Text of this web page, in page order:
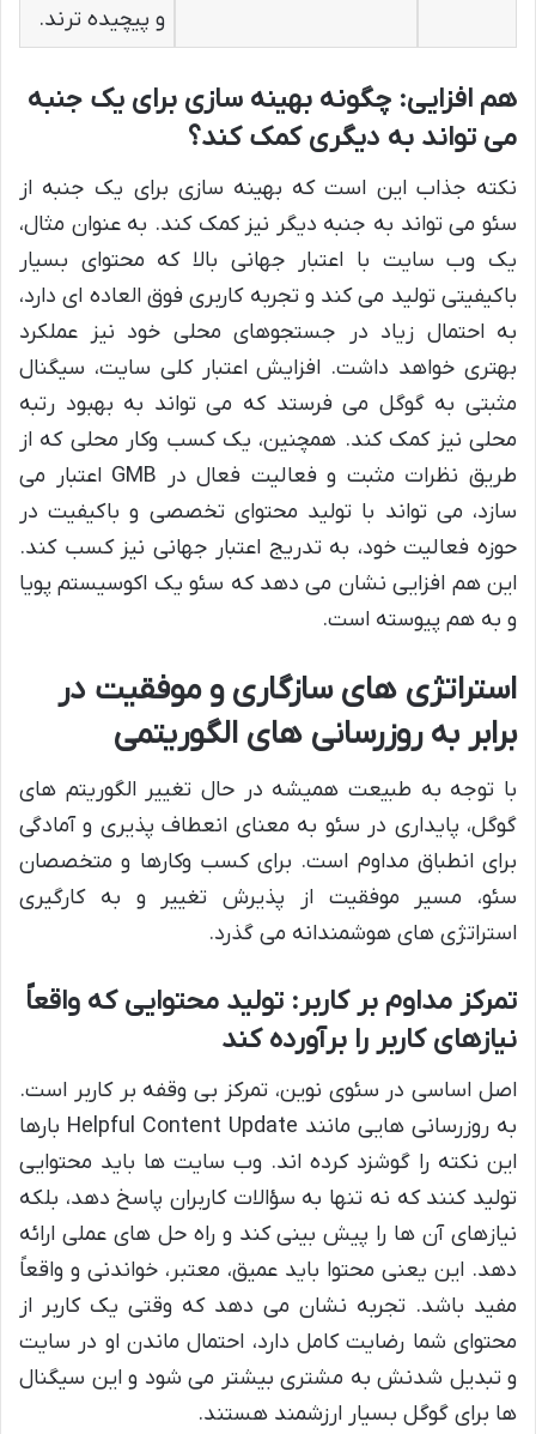
و پیچیده ترند.
هم افزایی: چگونه بهینه سازی برای یک جنبه
می تواند به دیگری کمک کند؟
نکته جذاب این است که بهینه سازی برای یک جنبه از
سئو می تواند به جنبه دیگر نیز کمک کند. به عنوان مثال،
یک وب سایت با اعتبار جهانی بالا که محتوای بسیار
باکیفیتی تولید می کند و تجربه کاربری فوق العاده ای دارد،
به احتمال زیاد در جستجوهای محلی خود نیز عملکرد
بهتری خواهد داشت. افزایش اعتبار کلی سایت، سیگنال
مثبتی به گوگل می فرستد که می تواند به بهبود رتبه
محلی نیز کمک کند. همچنین، یک کسب وکار محلی که از
طریق نظرات مثبت و فعالیت فعال در GMB اعتبار می
سازد، می تواند با تولید محتوای تخصصی و باکیفیت در
حوزه فعالیت خود، به تدریج اعتبار جهانی نیز کسب کند.
این هم افزایی نشان می دهد که سئو یک اکوسیستم پویا
و به هم پیوسته است.
استراتژی های سازگاری و موفقیت در
برابر به روزرسانی های الگوریتمی
با توجه به طبیعت همیشه در حال تغییر الگوریتم های
گوگل، پایداری در سئو به معنای انعطاف پذیری و آمادگی
برای انطباق مداوم است. برای کسب وکارها و متخصصان
سئو، مسیر موفقیت از پذیرش تغییر و به کارگیری
استراتژی های هوشمندانه می گذرد.
تمرکز مداوم بر کاربر: تولید محتوایی که واقعاً
نیازهای کاربر را برآورده کند
اصل اساسی در سئوی نوین، تمرکز بی وقفه بر کاربر است.
به روزرسانی هایی مانند Helpful Content Update بارها
این نکته را گوشزد کرده اند. وب سایت ها باید محتوایی
تولید کنند که نه تنها به سؤالات کاربران پاسخ دهد، بلکه
نیازهای آن ها را پیش بینی کند و راه حل های عملی ارائه
دهد. این یعنی محتوا باید عمیق، معتبر، خواندنی و واقعاً
مفید باشد. تجربه نشان می دهد که وقتی یک کاربر از
محتوای شما رضایت کامل دارد، احتمال ماندن او در سایت
و تبدیل شدنش به مشتری بیشتر می شود و این سیگنال
ها برای گوگل بسیار ارزشمند هستند.